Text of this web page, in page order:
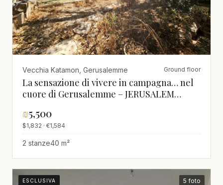
Vecchia Katamon, Gerusalemme Ground floor
La sensazione di vivere in campagna… nel
cuore di Gerusalemme – JERUSALEM
₪5,500
$1,832 · €1,584
2 stanze40 m²
ESCLUSIVA 5 foto